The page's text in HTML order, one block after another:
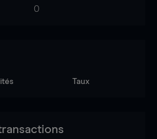
0
Taux